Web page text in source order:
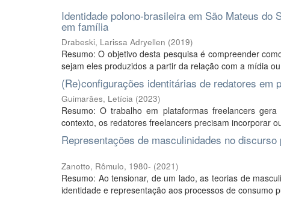
Identidade polono-brasileira em São Mateus
em família
Drabeski, Larissa Adryellen (2019)
Resumo: O objetivo desta pesquisa é compreender
sejam eles produzidos a partir da relação com a mídia
(Re)configurações identitárias de redatores
Guimarães, Letícia (2023)
Resumo: O trabalho em plataformas freelancers
contexto, os redatores freelancers precisam incorporar
Representações de masculinidades no
Zanotto, Rômulo, 1980- (2021)
Resumo: Ao tensionar, de um lado, as teorias de
identidade e representação aos processos de consumo